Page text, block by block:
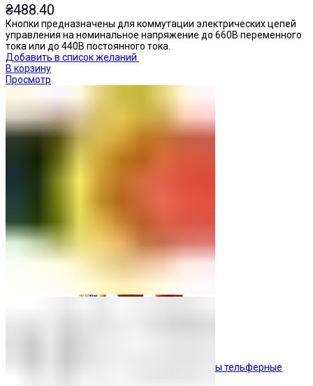
Посты тельферные
₴488.40
Кнопки предназначены для коммутации электрических цепей
управления на номинальное напряжение до 660В переменного
тока или до 440В постоянного тока.
Добавить в список желаний
В корзину
Просмотр